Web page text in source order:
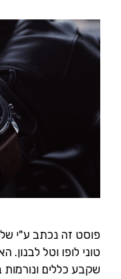
פוסט זה נכתב ע"י
טוני לופו וטל לבנון.